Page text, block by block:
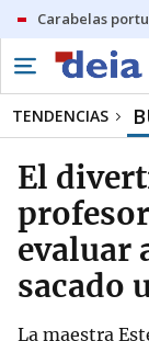
Carabelas
TENDENCIAS
El
evaluar
sacado
La maestra